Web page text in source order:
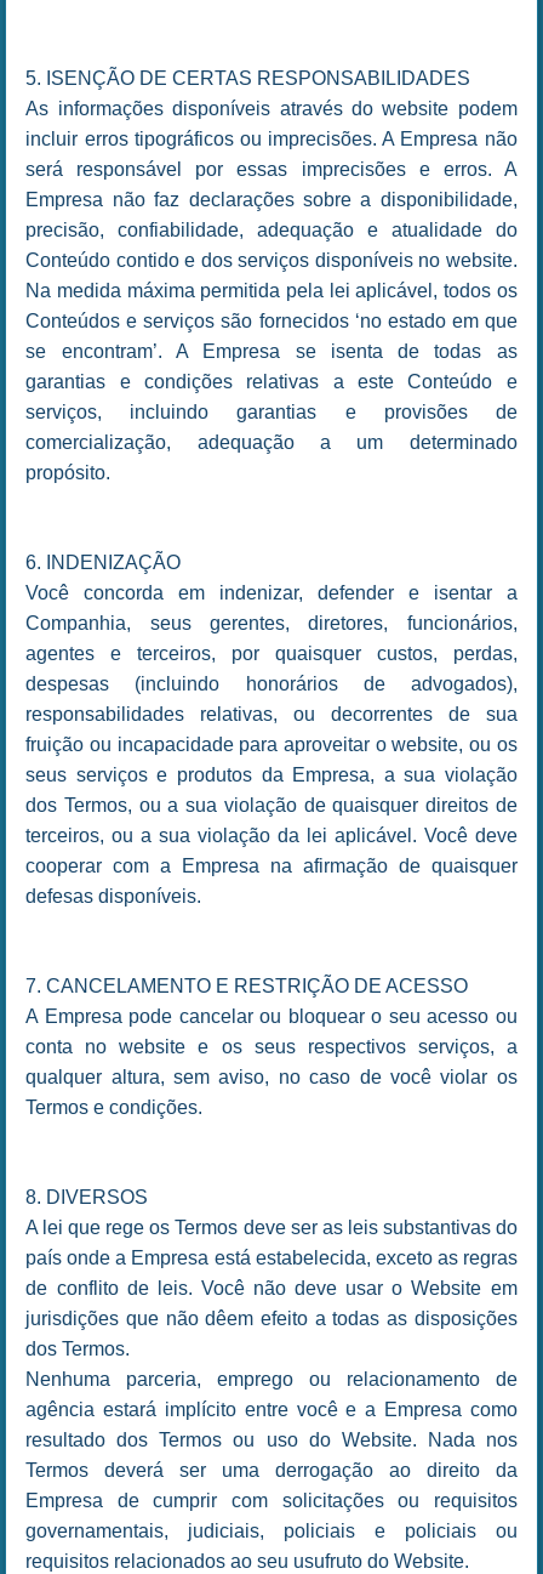
5. ISENÇÃO DE CERTAS RESPONSABILIDADES
As informações disponíveis através do website podem
incluir erros tipográficos ou imprecisões. A Empresa não
será responsável por essas imprecisões e erros. A
Empresa não faz declarações sobre a disponibilidade,
precisão, confiabilidade, adequação e atualidade do
Conteúdo contido e dos serviços disponíveis no website.
Na medida máxima permitida pela lei aplicável, todos os
Conteúdos e serviços são fornecidos ‘no estado em que
se encontram’. A Empresa se isenta de todas as
garantias e condições relativas a este Conteúdo e
serviços, incluindo garantias e provisões de
comercialização, adequação a um determinado
propósito.
6. INDENIZAÇÃO
Você concorda em indenizar, defender e isentar a
Companhia, seus gerentes, diretores, funcionários,
agentes e terceiros, por quaisquer custos, perdas,
despesas (incluindo honorários de advogados),
responsabilidades relativas, ou decorrentes de sua
fruição ou incapacidade para aproveitar o website, ou os
seus serviços e produtos da Empresa, a sua violação
dos Termos, ou a sua violação de quaisquer direitos de
terceiros, ou a sua violação da lei aplicável. Você deve
cooperar com a Empresa na afirmação de quaisquer
defesas disponíveis.
7. CANCELAMENTO E RESTRIÇÃO DE ACESSO
A Empresa pode cancelar ou bloquear o seu acesso ou
conta no website e os seus respectivos serviços, a
qualquer altura, sem aviso, no caso de você violar os
Termos e condições.
8. DIVERSOS
A lei que rege os Termos deve ser as leis substantivas do
país onde a Empresa está estabelecida, exceto as regras
de conflito de leis. Você não deve usar o Website em
jurisdições que não dêem efeito a todas as disposições
dos Termos.
Nenhuma parceria, emprego ou relacionamento de
agência estará implícito entre você e a Empresa como
resultado dos Termos ou uso do Website. Nada nos
Termos deverá ser uma derrogação ao direito da
Empresa de cumprir com solicitações ou requisitos
governamentais, judiciais, policiais e policiais ou
requisitos relacionados ao seu usufruto do Website.